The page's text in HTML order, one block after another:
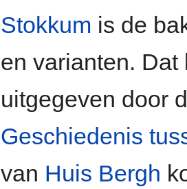
Stokkum is de
en varianten.
uitgegeven door
Geschiedenis
van Huis Bergh